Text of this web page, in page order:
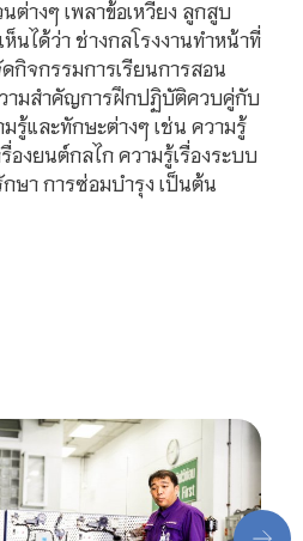
ต่างๆ เพลาข้อเหวี่ยง ลูกสูบ
นได้ว่า ช่างกลโรงงานทำหน้าที่
กิจกรรมการเรียนการสอน
วามสำคัญการฝึกปฏิบัติควบคู่กับ
รู้และทักษะต่างๆ เช่น ความรู้
องยนต์กลไก ความรู้เรื่องระบบ
ษา การซ่อมบำรุง เป็นต้น